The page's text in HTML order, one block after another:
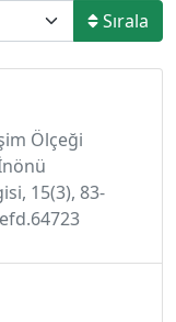
Sırala
Ölçeği
15(3), 83-